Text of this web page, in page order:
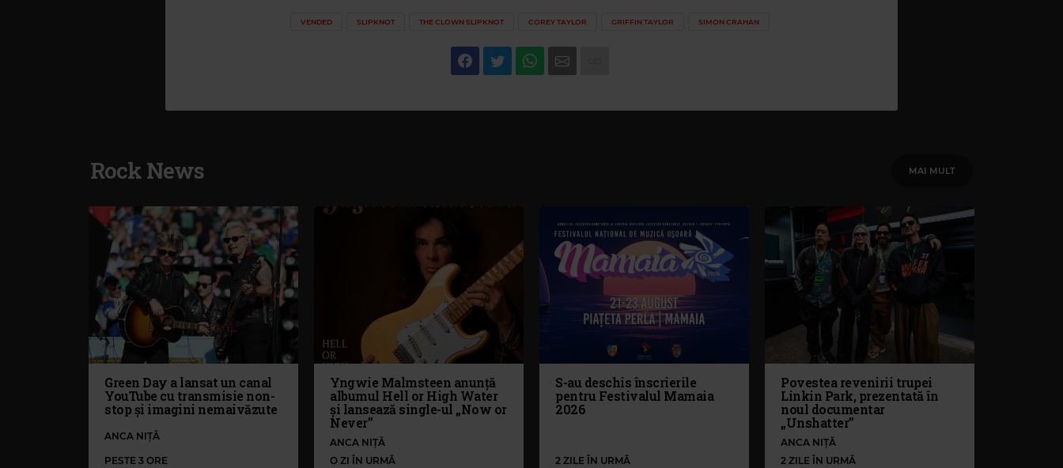
VENDED SLIPKNOT THE CLOWN SLIPKNOT COREY TAYLOR GRIFFIN TAYLOR SIMON CRAHAN
Rock News MAI MULT
Green Day a lansat un canal
YouTube cu transmisie non-
stop și imagini nemaivăzute
ANCA NIȚĂ
PESTE 3 ORE
Yngwie Malmsteen anunță
albumul Hell or High Water
și lansează single-ul „Now or
Never”
ANCA NIȚĂ
O ZI ÎN URMĂ
S-au deschis înscrierile
pentru Festivalul Mamaia
2026
2 ZILE ÎN URMĂ
Povestea revenirii trupei
Linkin Park, prezentată în
noul documentar
„Unshatter”
ANCA NIȚĂ
2 ZILE ÎN URMĂ